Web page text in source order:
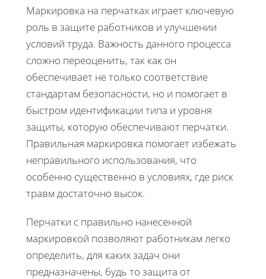
Маркировка на перчатках играет ключевую
роль в защите работников и улучшении
условий труда. Важность данного процесса
сложно переоценить, так как он
обеспечивает не только соответствие
стандартам безопасности, но и помогает в
быстром идентификации типа и уровня
защиты, которую обеспечивают перчатки.
Правильная маркировка помогает избежать
неправильного использования, что
особенно существенно в условиях, где риск
травм достаточно высок.
Перчатки с правильно нанесенной
маркировкой позволяют работникам легко
определить, для каких задач они
предназначены, будь то защита от